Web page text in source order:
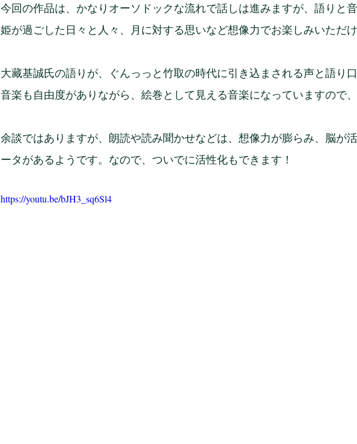
今回の作品は、かなりオーソドックな流れで話しは進みますが、語りと
姫が過ごした日々と人々、月に対する思いなど想像力でお楽しみいただけ
大藏基誠氏の語りが、ぐんっっと竹取の時代に引き込まされる声と語り
音楽も自由度がありながら、絵巻として見える音楽になっていますので、
余談ではありますが、朗読や読み聞かせなどは、想像力が膨らみ、脳が
ータがあるようです。なので、ついでに活性化もできます！
https://youtu.be/bJH3_sq6Sl4